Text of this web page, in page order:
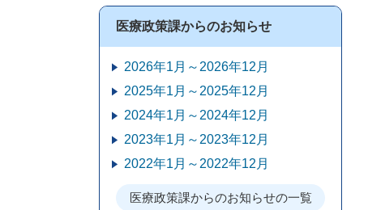
医療政策課からのお知らせ
2026年1月～2026年12月
2025年1月～2025年12月
2024年1月～2024年12月
2023年1月～2023年12月
2022年1月～2022年12月
医療政策課からのお知らせの一覧